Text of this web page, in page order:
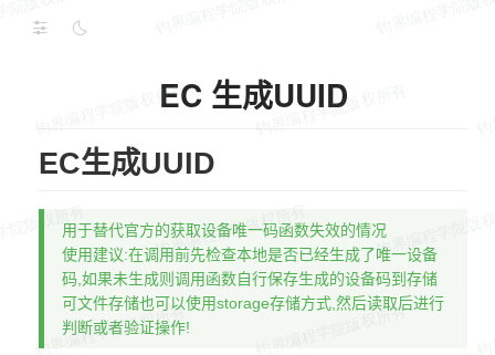
EC 生成UUID
EC生成UUID
用于替代官方的获取设备唯一码函数失效的情况
使用建议:在调用前先检查本地是否已经生成了唯一设备
码,如果未生成则调用函数自行保存生成的设备码到存储
可文件存储也可以使用storage存储方式,然后读取后进行
判断或者验证操作!